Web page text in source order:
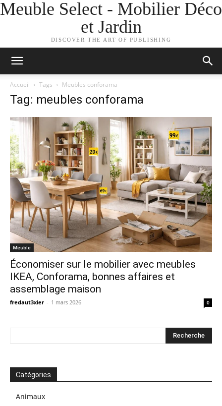
Meuble Select - Mobilier Déco
et Jardin
DISCOVER THE ART OF PUBLISHING
Accueil Tags Meubles conforama
Tag: meubles conforama
Meuble
Économiser sur le mobilier avec meubles
IKEA, Conforama, bonnes affaires et
assemblage maison
fredaut3xier - 1 mars 2026 0
Catégories
Animaux